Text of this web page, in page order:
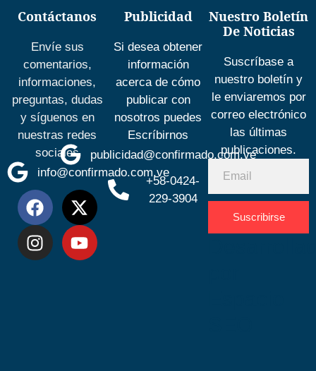
Contáctanos
Envíe sus
comentarios,
informaciones,
preguntas, dudas
y síguenos en
nuestras redes
sociales
info@confirmado.com.ve
Publicidad
Si desea obtener
información
acerca de cómo
publicar con
nosotros puedes
Escríbirnos
publicidad@confirmado.com.ve
+58-0424-
229-3904
Nuestro Boletín
De Noticias
Suscríbase a
nuestro boletín y
le enviaremos por
correo electrónico
las últimas
publicaciones.
Suscribirse